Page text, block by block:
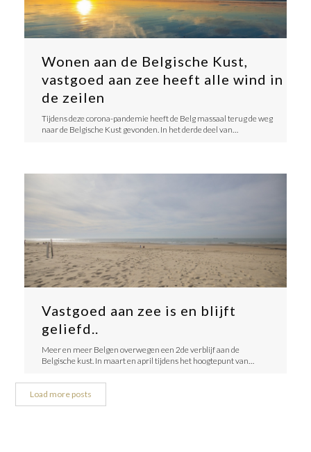
Wonen aan de Belgische Kust,
vastgoed aan zee heeft alle wind in
de zeilen
Tijdens deze corona-pandemie heeft de Belg massaal terug de weg
naar de Belgische Kust gevonden. In het derde deel van…
Vastgoed aan zee is en blijft
geliefd..
Meer en meer Belgen overwegen een 2de verblijf aan de
Belgische kust. In maart en april tijdens het hoogtepunt van…
Load more posts